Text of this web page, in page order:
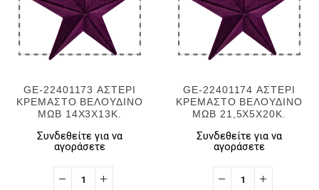
GE-22401173 ΑΣΤΕΡΙ
ΚΡΕΜΑΣΤΟ ΒΕΛΟΥΔΙΝΟ
ΜΩΒ 14Χ3Χ13Κ.
Συνδεθείτε για να
αγοράσετε
GE-22401174 ΑΣΤΕΡΙ
ΚΡΕΜΑΣΤΟ ΒΕΛΟΥΔΙΝΟ
ΜΩΒ 21,5Χ5Χ20Κ.
Συνδεθείτε για να
αγοράσετε